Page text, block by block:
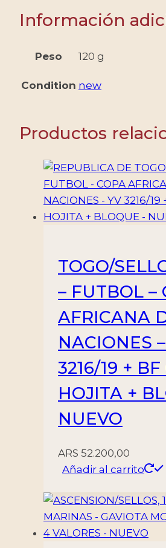
4
BLOQUE-
cantidad
Información
Peso 120 g
Condition new
Productos
TOGO/
– FUTBOL –
AFRICANA
NACIONES
3216/19 +
HOJITA +
NUEVO
ARS 52.200,00
Añadir al carrito